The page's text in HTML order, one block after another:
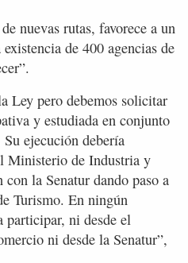
nuevas rutas, favorece a un
de 400 agencias de
Ley pero debemos solicitar
y estudiada en conjunto
ejecución debería
Ministerio de Industria y
la Senatur dando paso a
Turismo. En ningún
participar, ni desde el
ni desde la Senatur”,